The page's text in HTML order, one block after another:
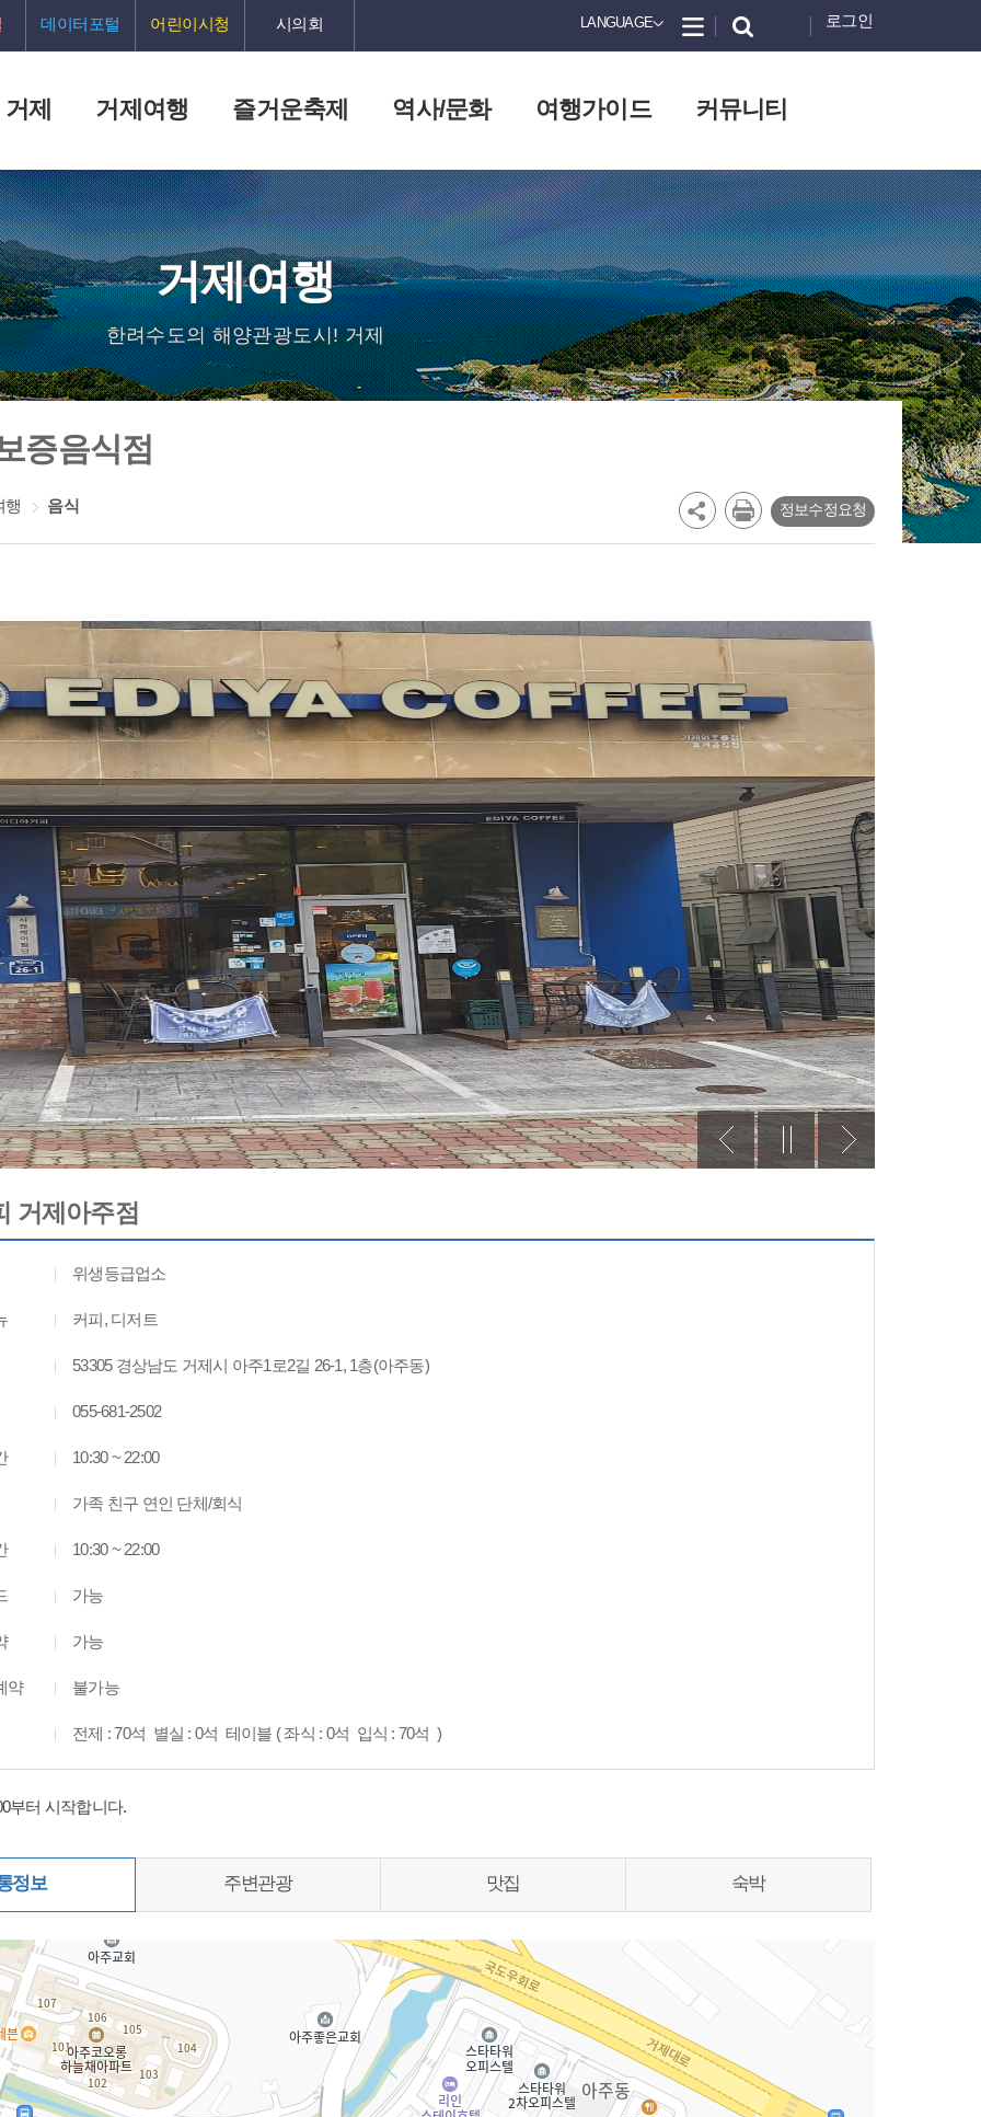
데이터포털 어린이시청 시의회 LANGUAGE 로그인
제 거제여행 즐거운축제 역사/문화 여행가이드 커뮤니티
거제여행
한려수도의 해양관광도시! 거제
증음식점
행 음식 정보수정요청
거제아주점
위생등급업소
커피, 디저트
53305 경상남도 거제시 아주1로2길 26-1, 1층(아주동)
055-681-2502
10:30 ~ 22:00
가족 친구 연인 단체/회식
10:30 ~ 22:00
가능
가능
약 불가능
전제 : 70석 별실 : 0석 테이블 ( 좌식 : 0석 입식 : 70석 )
부터 시작합니다.
정보 주변관광 맛집 숙박